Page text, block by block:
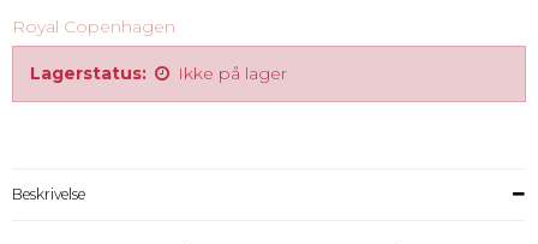
Royal Copenhagen
Lagerstatus: Ikke på lager
Beskrivelse